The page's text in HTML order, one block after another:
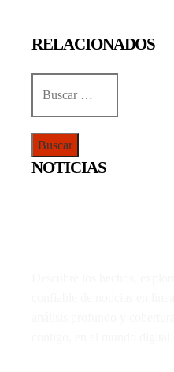
RELACIONADOS
NOTICIAS